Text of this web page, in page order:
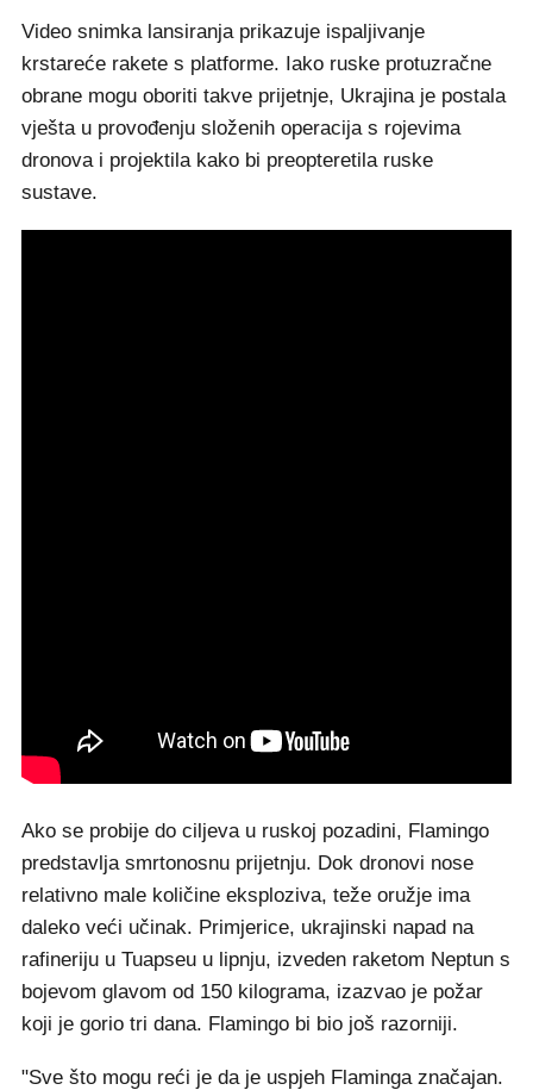
Video snimka lansiranja prikazuje ispaljivanje
krstareće rakete s platforme. Iako ruske protuzračne
obrane mogu oboriti takve prijetnje, Ukrajina je postala
vješta u provođenju složenih operacija s rojevima
dronova i projektila kako bi preopteretila ruske
sustave.
Ako se probije do ciljeva u ruskoj pozadini, Flamingo
predstavlja smrtonosnu prijetnju. Dok dronovi nose
relativno male količine eksploziva, teže oružje ima
daleko veći učinak. Primjerice, ukrajinski napad na
rafineriju u Tuapseu u lipnju, izveden raketom Neptun s
bojevom glavom od 150 kilograma, izazvao je požar
koji je gorio tri dana. Flamingo bi bio još razorniji.
"Sve što mogu reći je da je uspjeh Flaminga značajan.